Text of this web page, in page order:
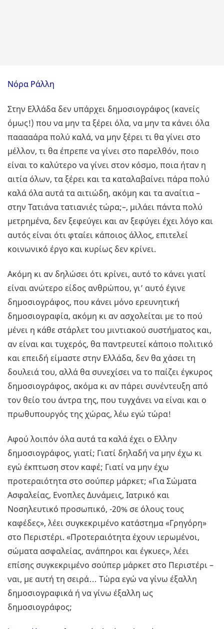
Νόρα Ράλλη
Στην Ελλάδα δεν υπάρχει δημοσιογράφος (κανείς
όμως!) που να μην τα ξέρει όλα, να μην τα κάνει όλα
πααααάρα πολύ καλά, να μην ξέρει τι θα γίνει στο
μέλλον, τι θα έπρεπε να γίνει στο παρελθόν, ποιο
είναι το καλύτερο να γίνει στον κόσμο, ποια ήταν η
αιτία όλων, τα ξέρει και τα καταλαβαίνει πάρα πολύ
καλά όλα αυτά τα αιτιώδη, ακόμη και τα αναίτια –
στην Τατιάνα τατιανιές τώρα;–, μιλάει πάντα πολύ
μετρημένα, δεν ξεφεύγει και αν ξεφύγει έχει λόγο και
αυτός είναι ότι φταίει κάποιος άλλος, επιτελεί
κοινωνικό έργο και κυρίως δεν κρίνει.
Ακόμη κι αν δηλώσει ότι κρίνει, αυτό το κάνει γιατί
είναι ανώτερο είδος ανθρώπου, γι’ αυτό έγινε
δημοσιογράφος, που κάνει μόνο ερευνητική
δημοσιογραφία, ακόμη κι αν ασχολείται με το πού
μένει η κάθε στάρλετ του μιντιακού συστήματος και,
αν είναι και τυχερός, θα παντρευτεί κάποιο πολιτικό
και επειδή είμαστε στην Ελλάδα, δεν θα χάσει τη
δουλειά του, αλλά θα συνεχίσει να το παίζει έγκυρος
δημοσιογράφος, ακόμα κι αν πάρει συνέντευξη από
τον θείο του άντρα της, που τυγχάνει να είναι και ο
πρωθυπουργός της χώρας, λέω εγώ τώρα!
Αφού λοιπόν όλα αυτά τα καλά έχει ο Ελλην
δημοσιογράφος, γιατί; Γιατί δηλαδή να μην έχω κι
εγώ έκπτωση στον καφέ; Γιατί να μην έχω
προτεραιότητα στο σούπερ μάρκετ; «Για Σώματα
Ασφαλείας, Ενοπλες Δυνάμεις, Ιατρικό και
Νοσηλευτικό προσωπικό, -20% σε όλους τους
καφέδες», λέει συγκεκριμένο κατάστημα «Γρηγόρη»
στο Περιστέρι. «Προτεραιότητα έχουν ιερωμένοι,
σώματα ασφαλείας, ανάπηροι και έγκυες», λέει
επίσης συγκεκριμένο σούπερ μάρκετ στο Περιστέρι –
ναι, με αυτή τη σειρά… Τώρα εγώ να γίνω έξαλλη
δημοσιογραφικά ή να γίνω έξαλλη ως
δημοσιογράφος;